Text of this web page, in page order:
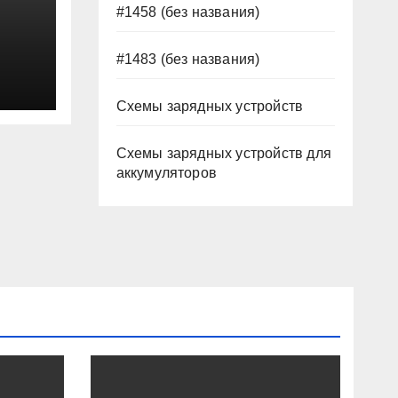
#1458 (без названия)
#1483 (без названия)
Схемы зарядных устройств
Схемы зарядных устройств для
аккумуляторов